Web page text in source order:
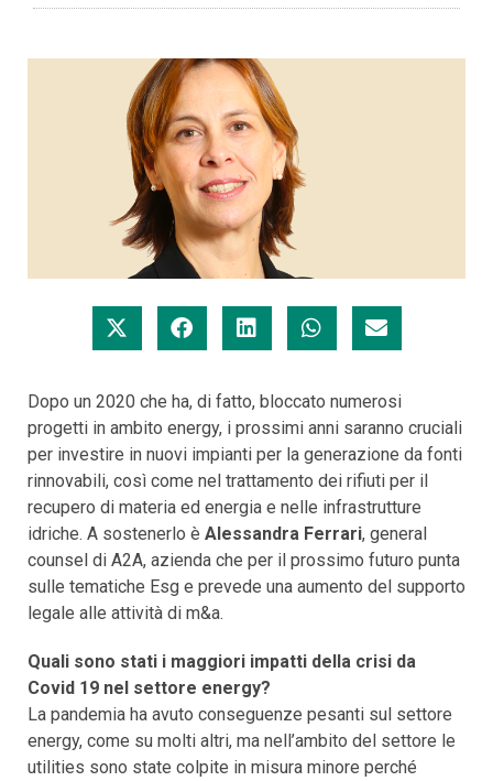
Dopo un 2020 che ha, di fatto, bloccato numerosi
progetti in ambito energy, i prossimi anni saranno cruciali
per investire in nuovi impianti per la generazione da fonti
rinnovabili, così come nel trattamento dei rifiuti per il
recupero di materia ed energia e nelle infrastrutture
idriche. A sostenerlo è Alessandra Ferrari, general
counsel di A2A, azienda che per il prossimo futuro punta
sulle tematiche Esg e prevede una aumento del supporto
legale alle attività di m&a.
Quali sono stati i maggiori impatti della crisi da
Covid 19 nel settore energy?
La pandemia ha avuto conseguenze pesanti sul settore
energy, come su molti altri, ma nell’ambito del settore le
utilities sono state colpite in misura minore perché